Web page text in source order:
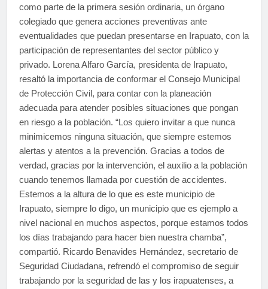
como parte de la primera sesión ordinaria, un órgano
colegiado que genera acciones preventivas ante
eventualidades que puedan presentarse en Irapuato, con la
participación de representantes del sector público y
privado. Lorena Alfaro García, presidenta de Irapuato,
resaltó la importancia de conformar el Consejo Municipal
de Protección Civil, para contar con la planeación
adecuada para atender posibles situaciones que pongan
en riesgo a la población. “Los quiero invitar a que nunca
minimicemos ninguna situación, que siempre estemos
alertas y atentos a la prevención. Gracias a todos de
verdad, gracias por la intervención, el auxilio a la población
cuando tenemos llamada por cuestión de accidentes.
Estemos a la altura de lo que es este municipio de
Irapuato, siempre lo digo, un municipio que es ejemplo a
nivel nacional en muchos aspectos, porque estamos todos
los días trabajando para hacer bien nuestra chamba”,
compartió. Ricardo Benavides Hernández, secretario de
Seguridad Ciudadana, refrendó el compromiso de seguir
trabajando por la seguridad de las y los irapuatenses, a